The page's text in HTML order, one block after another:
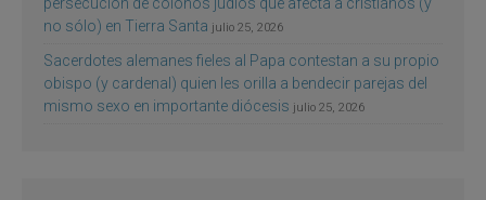
no sólo) en Tierra Santa julio 25, 2026
Sacerdotes alemanes fieles al Papa contestan a su propio
obispo (y cardenal) quien les orilla a bendecir parejas del
mismo sexo en importante diócesis julio 25, 2026